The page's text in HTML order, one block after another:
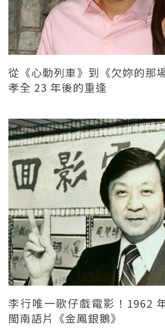
從《心動列車》到《欠妳的那
孝全 23 年後的重逢
李行唯一歌仔戲電影！1962
閩南語片《金鳳銀鵝》